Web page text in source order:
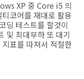
XP 중 Core i5 의
코어를 재대로 활용
딩 테스트를 할것이
및 최대부하 또 대기
표를 따져서 적절한